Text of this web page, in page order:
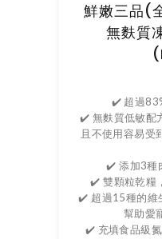
鮮嫩三品(
無麩質
✔️ 超過
✔️ 無麩質低敏配
且不使用容易受
✔️ 添加3種
✔️ 雙顆粒乾糧
✔️ 超過15種的維
幫助愛
✔️ 充填食品級